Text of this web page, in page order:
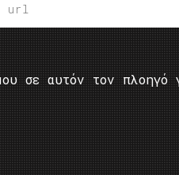
σε αυτόν τον πλοηγό